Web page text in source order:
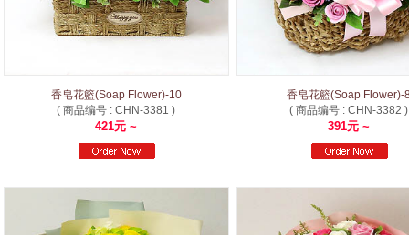
香皂花籃(Soap Flower)-10
( 商品编号 : CHN-3381 )
421元 ~
香皂花籃(Soap Flower)-
( 商品编号 : CHN-3382 )
391元 ~